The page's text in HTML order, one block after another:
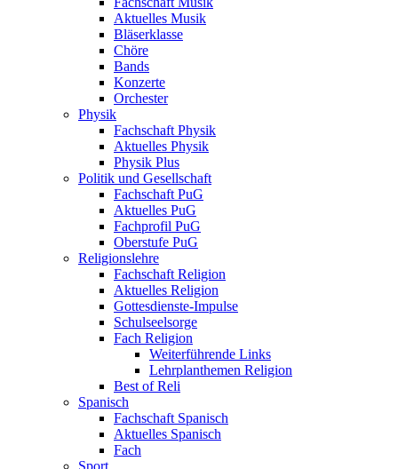
Aktuelles Musik
Bläserklasse
Chöre
Bands
Konzerte
Orchester
Physik
Fachschaft Physik
Aktuelles Physik
Physik Plus
Politik und Gesellschaft
Fachschaft PuG
Aktuelles PuG
Fachprofil PuG
Oberstufe PuG
Religionslehre
Fachschaft Religion
Aktuelles Religion
Gottesdienste-Impulse
Schulseelsorge
Fach Religion
Weiterführende Links
Lehrplanthemen Religion
Best of Reli
Spanisch
Fachschaft Spanisch
Aktuelles Spanisch
Fach
Sport